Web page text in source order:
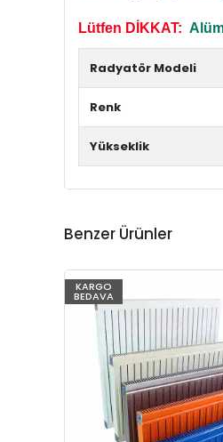
Lütfen DİKKAT:
Radyatör Modeli
Renk
Yükseklik
Benzer Ürünler
KARGO
BEDAVA